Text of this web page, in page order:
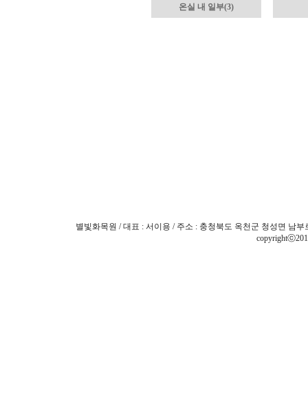
온실 내 일부(3)
별빛화목원 / 대표 : 서이용 / 주소 : 충청북도 옥천군 청성면 남부